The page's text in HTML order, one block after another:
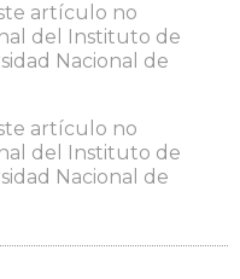
artículo no
del Instituto de
Nacional de
artículo no
del Instituto de
Nacional de